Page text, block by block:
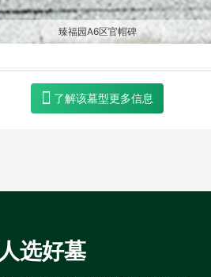
臻福园A6区官帽碑
了解该墓型更多信息
选好墓